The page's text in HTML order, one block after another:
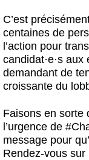
C’est
centaines de
l’action pour
candidat·e·s aux
demandant de
croissante du
Faisons en sorte
l’urgence de
message pour
Rendez-vous sur